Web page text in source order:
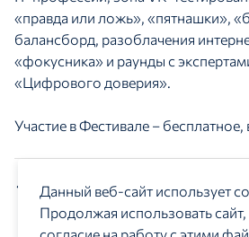
«правда или ложь», «пятнашки»,
балансборд, разоблачения
«фокусника» и раунды с
«Цифрового доверия».
Участие в Фестивале –
Предыдущая новость
Данный веб-сайт использует
Продолжая использовать сайт,